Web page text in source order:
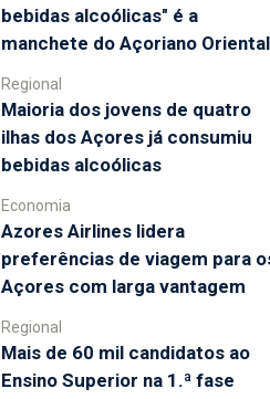
bebidas alcoólicas" é a
manchete do Açoriano Oriental
Regional
Maioria dos jovens de quatro
ilhas dos Açores já consumiu
bebidas alcoólicas
Economia
Azores Airlines lidera
preferências de viagem para
Açores com larga vantagem
Regional
Mais de 60 mil candidatos ao
Ensino Superior na 1.ª fase